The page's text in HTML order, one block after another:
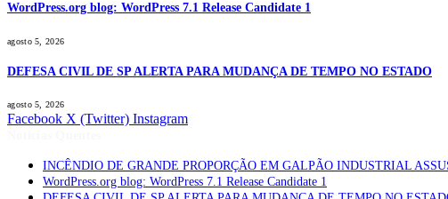
WordPress.org blog: WordPress 7.1 Release Candidate 1
agosto 5, 2026
DEFESA CIVIL DE SP ALERTA PARA MUDANÇA DE TEMPO NO ESTADO
agosto 5, 2026
Facebook X (Twitter) Instagram
INCÊNDIO DE GRANDE PROPORÇÃO EM GALPÃO INDUSTRIAL
WordPress.org blog: WordPress 7.1 Release Candidate 1